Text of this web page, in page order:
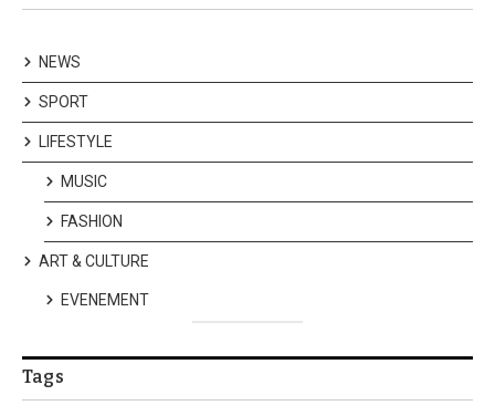
NEWS
SPORT
LIFESTYLE
MUSIC
FASHION
ART & CULTURE
EVENEMENT
Tags